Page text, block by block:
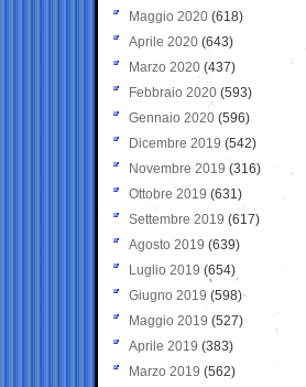
Maggio 2020 (618)
Aprile 2020 (643)
Marzo 2020 (437)
Febbraio 2020 (593)
Gennaio 2020 (596)
Dicembre 2019 (542)
Novembre 2019 (316)
Ottobre 2019 (631)
Settembre 2019 (617)
Agosto 2019 (639)
Luglio 2019 (654)
Giugno 2019 (598)
Maggio 2019 (527)
Aprile 2019 (383)
Marzo 2019 (562)